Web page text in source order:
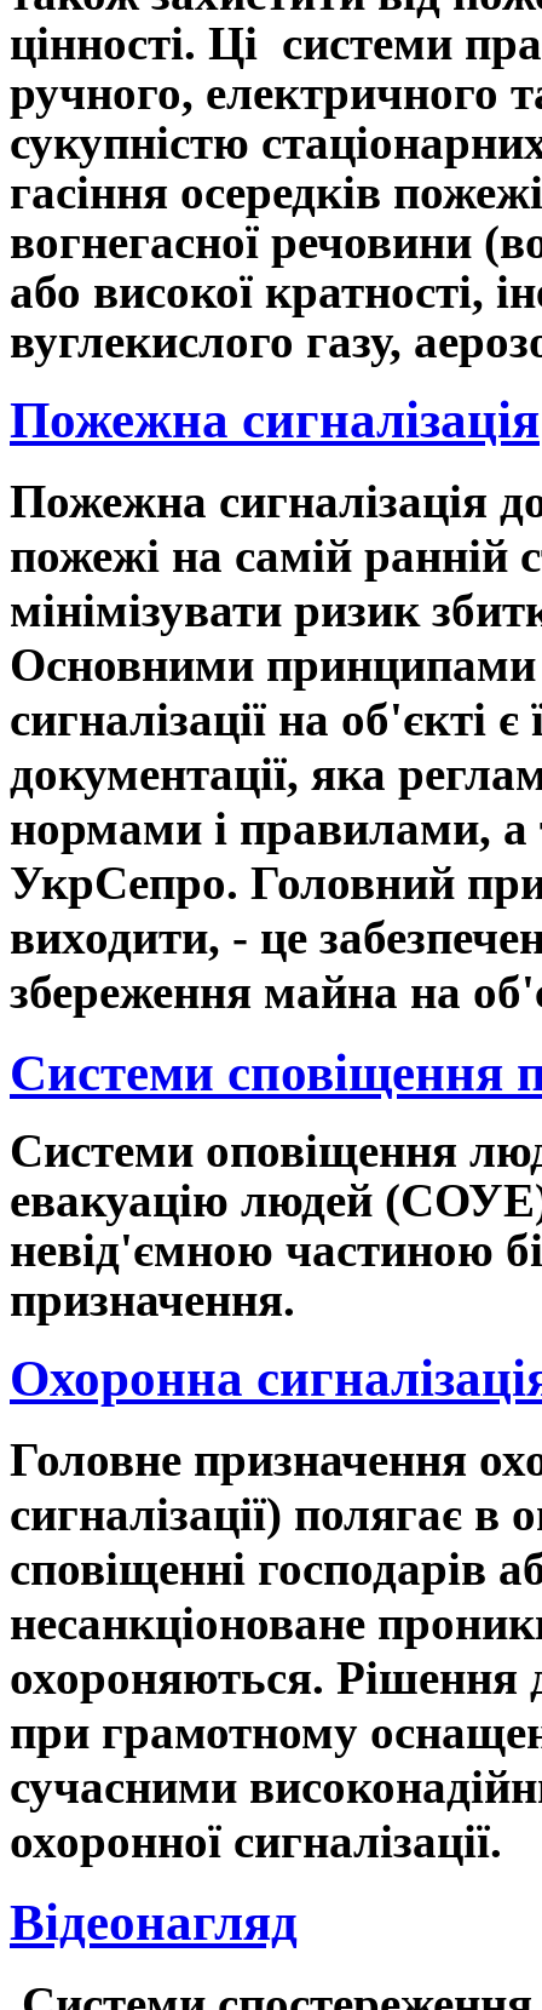
цінності. Ці системи
ручного, електричного
сукупністю
гасіння осередків
вогнегасної речовини
або високої кратності,
вуглекислого газу,
Пожежна сигналізація
Пожежна сигналізація
пожежі на самій ранній
мінімізувати ризик
Основними принципами
сигналізації на об'єкті
документації, яка
нормами і правилами, а
УкрСепро. Головний
виходити, - це
збереження майна на
Системи сповіщення
Системи оповіщення
евакуацію людей
невід'ємною частиною
призначення.
Охоронна
Головне призначення
сигналізації) полягає
сповіщенні господарів
несанкціоноване
охороняються. Рішення
при грамотному
сучасними
охоронної сигналізації.
Відеонагляд